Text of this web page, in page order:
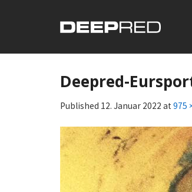
Deepred-
Published 12. Januar 2022 at 975